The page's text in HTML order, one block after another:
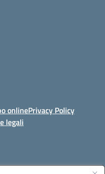
onlinePrivacy Policy
legali